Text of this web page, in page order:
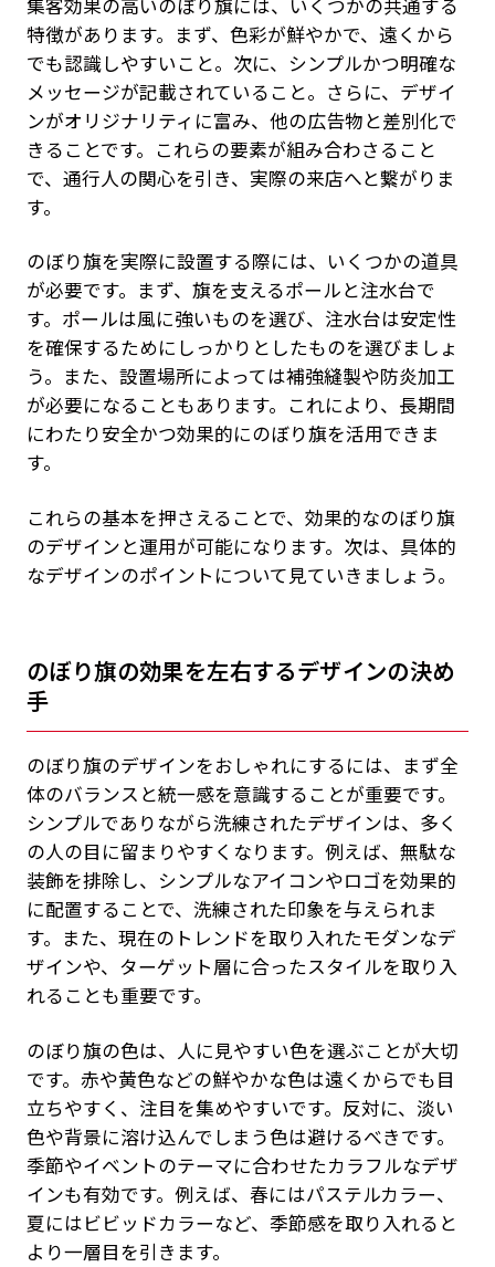
集客効果の高いのぼり旗には、いくつかの共通する
特徴があります。まず、色彩が鮮やかで、遠くから
でも認識しやすいこと。次に、シンプルかつ明確な
メッセージが記載されていること。さらに、デザイ
ンがオリジナリティに富み、他の広告物と差別化で
きることです。これらの要素が組み合わさること
で、通行人の関心を引き、実際の来店へと繋がりま
す。
のぼり旗を実際に設置する際には、いくつかの道具
が必要です。まず、旗を支えるポールと注水台で
す。ポールは風に強いものを選び、注水台は安定性
を確保するためにしっかりとしたものを選びましょ
う。また、設置場所によっては補強縫製や防炎加工
が必要になることもあります。これにより、長期間
にわたり安全かつ効果的にのぼり旗を活用できま
す。
これらの基本を押さえることで、効果的なのぼり旗
のデザインと運用が可能になります。次は、具体的
なデザインのポイントについて見ていきましょう。
のぼり旗の効果を左右するデザインの決め
手
のぼり旗のデザインをおしゃれにするには、まず全
体のバランスと統一感を意識することが重要です。
シンプルでありながら洗練されたデザインは、多く
の人の目に留まりやすくなります。例えば、無駄な
装飾を排除し、シンプルなアイコンやロゴを効果的
に配置することで、洗練された印象を与えられま
す。また、現在のトレンドを取り入れたモダンなデ
ザインや、ターゲット層に合ったスタイルを取り入
れることも重要です。
のぼり旗の色は、人に見やすい色を選ぶことが大切
です。赤や黄色などの鮮やかな色は遠くからでも目
立ちやすく、注目を集めやすいです。反対に、淡い
色や背景に溶け込んでしまう色は避けるべきです。
季節やイベントのテーマに合わせたカラフルなデザ
インも有効です。例えば、春にはパステルカラー、
夏にはビビッドカラーなど、季節感を取り入れると
より一層目を引きます。